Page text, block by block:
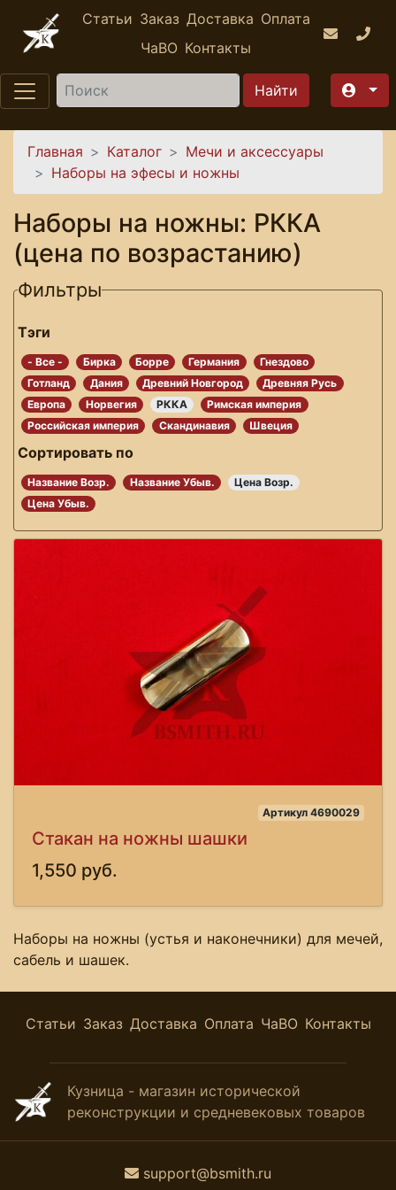
Перейти к основному содержанию
Статьи Заказ Доставка Оплата
ЧаВО Контакты
Найти
Вы здесь
Главная Каталог
Мечи и аксессуары
Наборы на эфесы и ножны
Наборы на ножны: РККА
(цена по возрастанию)
Фильтры
Тэги
- Все - Бирка Борре Германия
Гнездово
Готланд
Дания Древний Новгород
Древняя Русь
Европа
Норвегия РККА
Римская империя
Российская империя
Скандинавия Швеция
Сортировать по
Название Возр. Название Убыв.
Цена Возр.
Цена Убыв.
Артикул 4690029
Стакан на ножны шашки
1,550 руб.
Наборы на ножны (устья и наконечники) для мечей,
сабель и шашек.
Статьи Заказ Доставка Оплата ЧаВО Контакты
Кузница - магазин исторической
реконструкции и средневековых товаров
support@bsmith.ru